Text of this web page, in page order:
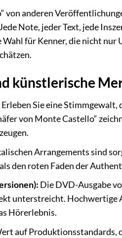
von anderen
Note, jeder Text, jede
für Kenner, die nicht
künstlerische
Erleben Sie eine
von Monte Castello“
Arrangements sind
den roten Faden der
Die DVD-Ausgabe
unterstreicht. Hochwertige
Hörerlebnis.
auf Produktionsstandards,